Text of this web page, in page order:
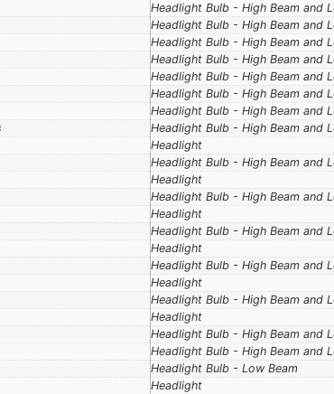
Headlight Bulb - High Beam and
Headlight Bulb - High Beam and
Headlight Bulb - High Beam and
Headlight Bulb - High Beam and
Headlight Bulb - High Beam and
Headlight Bulb - High Beam and
Headlight Bulb - High Beam and
Headlight Bulb - High Beam and
Headlight
Headlight Bulb - High Beam and
Headlight
Headlight Bulb - High Beam and
Headlight
Headlight Bulb - High Beam and
Headlight
Headlight Bulb - High Beam and
Headlight
Headlight Bulb - High Beam and
Headlight
Headlight Bulb - High Beam and
Headlight Bulb - High Beam and
Headlight Bulb - Low Beam
Headlight